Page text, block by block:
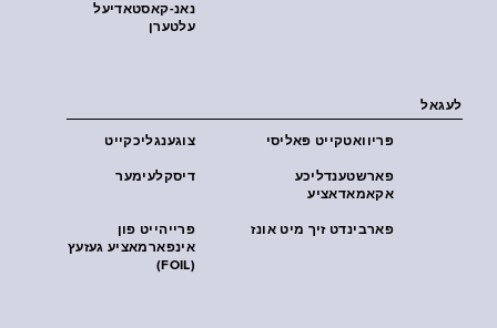
נאנ-קאסטאדיעל
עלטערן
לעגאל
צוגענגליכקייט פּריוואטקייט פּאליסי
דיסקלעימער
פארשטענדליכע
אקאמאדאציע
פרייהייט פון
אינפארמאציע געזעץ
(FOIL)
פארבינדט זיך מיט אונז